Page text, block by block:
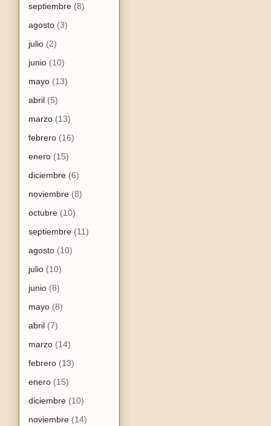
septiembre (8)
agosto (3)
julio (2)
junio (10)
mayo (13)
abril (5)
marzo (13)
febrero (16)
enero (15)
diciembre (6)
noviembre (8)
octubre (10)
septiembre (11)
agosto (10)
julio (10)
junio (8)
mayo (8)
abril (7)
marzo (14)
febrero (13)
enero (15)
diciembre (10)
noviembre (14)